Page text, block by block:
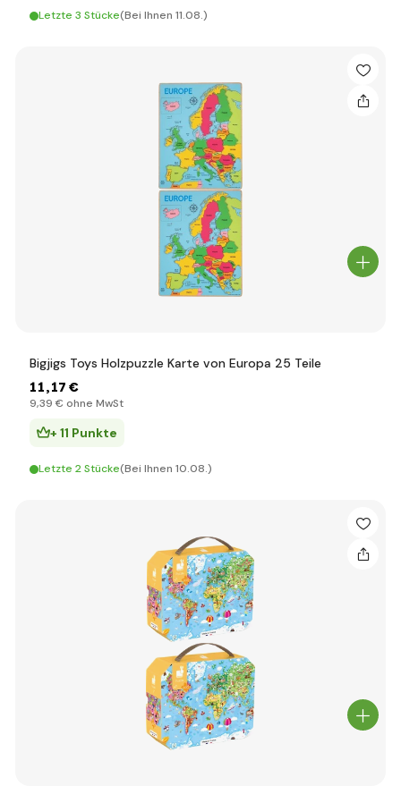
Letzte 3 Stücke(Bei Ihnen 11.08.)
Bigjigs Toys Holzpuzzle Karte von Europa 25 Teile
11,17 €
9,39 € ohne MwSt
+ 11 Punkte
Letzte 2 Stücke(Bei Ihnen 10.08.)